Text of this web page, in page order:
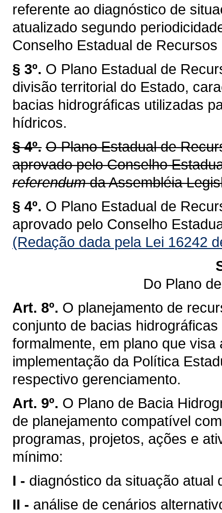
referente ao diagnóstico de
atualizado segundo
Conselho Estadual de
§ 3º. O Plano Estadual de
divisão territorial do Estado,
bacias hidrográficas utilizadas
hídricos.
§ 4º. O Plano Estadual de
aprovado pelo Conselho
referendumda Assembléia
§ 4º. O Plano Estadual de
aprovado pelo Conselho
(Redação dada pela Lei 16242
Do Plano
Art. 8º. O planejamento de
conjunto de bacias
formalmente, em plano que
implementação da Política
respectivo gerenciamento.
Art. 9º. O Plano de Bacia
de planejamento compatível
programas, projetos, ações e
mínimo:
I - diagnóstico da situação atual
II - análise de cenários